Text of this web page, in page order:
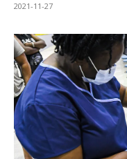
2021-11-27